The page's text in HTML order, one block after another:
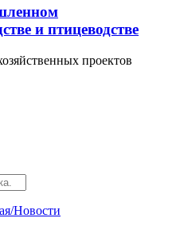
проектов
Новости